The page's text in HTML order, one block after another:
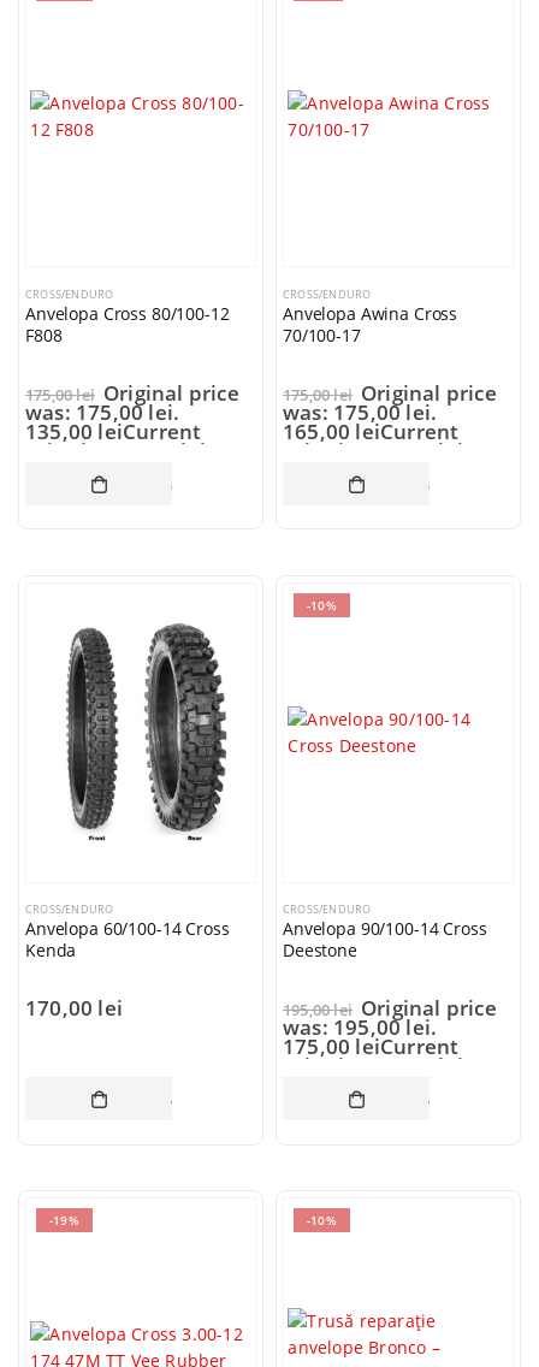
CROSS/ENDURO
Anvelopa Cross 80/100-12
F808
175,00lei Original price
was: 175,00 lei.
135,00 leiCurrent
price is: 135,00 lei.
ADAUGĂ ÎN COȘ
CROSS/ENDURO
Anvelopa Awina Cross
70/100-17
175,00lei Original price
was: 175,00 lei.
165,00 leiCurrent
price is: 165,00 lei.
ADAUGĂ ÎN COȘ
CROSS/ENDURO
Anvelopa 60/100-14 Cross
Kenda
170,00 lei
ADAUGĂ ÎN COȘ
-10%
CROSS/ENDURO
Anvelopa 90/100-14 Cross
Deestone
195,00lei Original price
was: 195,00 lei.
175,00 leiCurrent
price is: 175,00 lei.
ADAUGĂ ÎN COȘ
-19% -10%